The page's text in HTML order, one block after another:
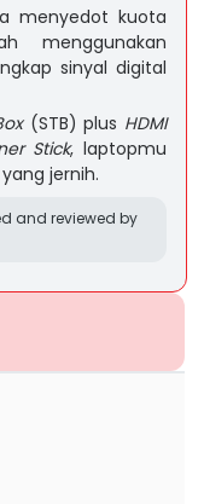
menyedot kuota
menggunakan
sinyal digital
(STB) plus HDMI
Stick, laptopmu
jernih.
and reviewed by